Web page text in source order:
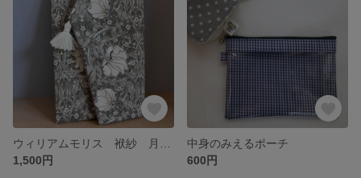
1,500円
中身のみえるポーチ
600円